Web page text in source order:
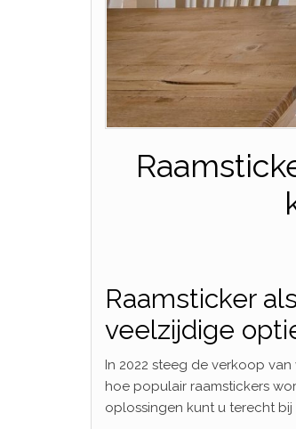
Raamsticker
veelzijdige
In 2022 steeg de verkoop
hoe populair raamstickers
oplossingen kunt u terecht bij